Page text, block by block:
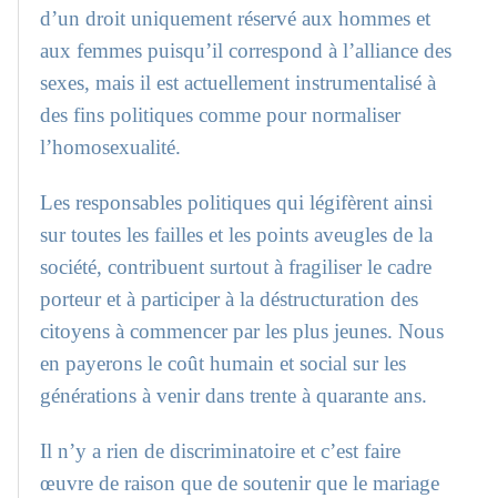
d’un droit uniquement réservé aux hommes et
aux femmes puisqu’il correspond à l’alliance des
sexes, mais il est actuellement instrumentalisé à
des fins politiques comme pour normaliser
l’homosexualité.
Les responsables politiques qui légifèrent ainsi
sur toutes les failles et les points aveugles de la
société, contribuent surtout à fragiliser le cadre
porteur et à participer à la déstructuration des
citoyens à commencer par les plus jeunes. Nous
en payerons le coût humain et social sur les
générations à venir dans trente à quarante ans.
Il n’y a rien de discriminatoire et c’est faire
œuvre de raison que de soutenir que le mariage